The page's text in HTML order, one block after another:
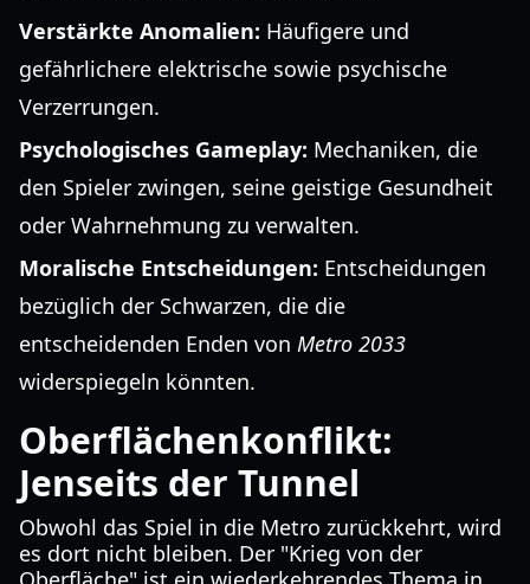
Verstärkte Anomalien: Häufigere und
gefährlichere elektrische sowie psychische
Verzerrungen.
Psychologisches Gameplay: Mechaniken, die
den Spieler zwingen, seine geistige Gesundheit
oder Wahrnehmung zu verwalten.
Moralische Entscheidungen: Entscheidungen
bezüglich der Schwarzen, die die
entscheidenden Enden von Metro 2033
widerspiegeln könnten.
Oberflächenkonflikt:
Jenseits der Tunnel
Obwohl das Spiel in die Metro zurückkehrt, wird
es dort nicht bleiben. Der "Krieg von der